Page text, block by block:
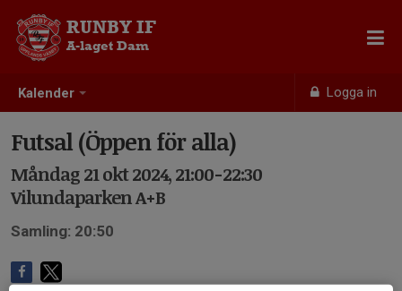
Kalender Logga in
RUNBY IF
A-laget Dam
Futsal (Öppen för alla)
Måndag 21 okt 2024, 21:00-22:30
Vilundaparken A+B
Samling: 20:50